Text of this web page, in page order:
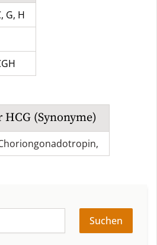
G, H
HCG (Synonyme)
,
Suchen